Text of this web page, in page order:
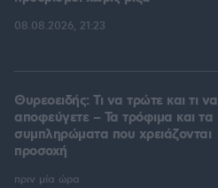
08.08.2026, 21:23
Θυρεοειδής: Τι να τρώτε και τι να
αποφεύγετε – Τα τρόφιμα και τα
συμπληρώματα που χρειάζονται
προσοχή
πριν μία ώρα